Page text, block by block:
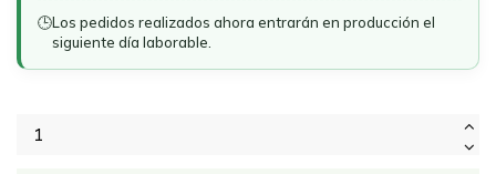
🕒Los pedidos realizados ahora entrarán en producción el
siguiente día laborable.